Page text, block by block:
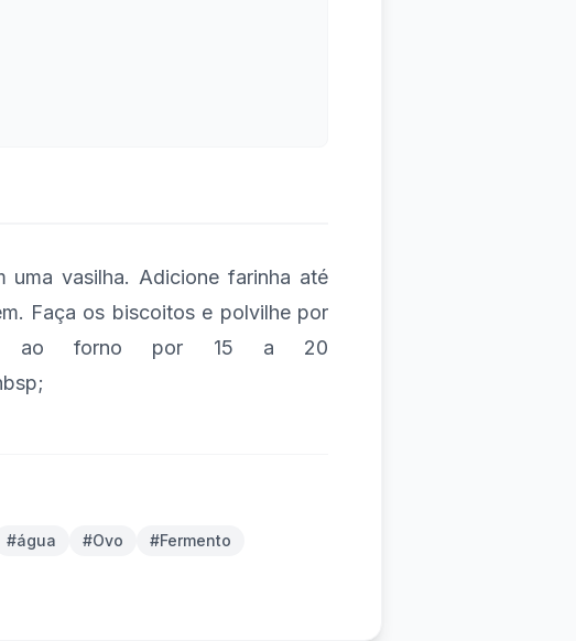
uma vasilha. Adicione farinha até
Faça os biscoitos e polvilhe por
ao forno por 15 a 20
#água #Ovo
#Fermento